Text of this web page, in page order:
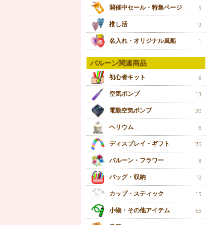
開催中セール・特集ページ 5
推し活 19
名入れ・オリジナル風船 1
バルーン関連商品
初心者キット 8
空気ポンプ 13
電動空気ポンプ 20
ヘリウム 6
ディスプレイ・ギフト 76
バルーン・フラワー 8
バッグ・収納 10
カップ・スティック 15
小物・その他アイテム 65